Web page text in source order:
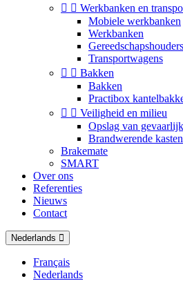
  Werkbanken en
Mobiele werkbanken
Werkbanken
Gereedschapshouders
Transportwagens
  Bakken
Bakken
Practibox
  Veiligheid en milieu
Opslag van
Brandwerende kasten
Brakemate
SMART
Over ons
Referenties
Nieuws
Contact
Nederlands
Français
Nederlands